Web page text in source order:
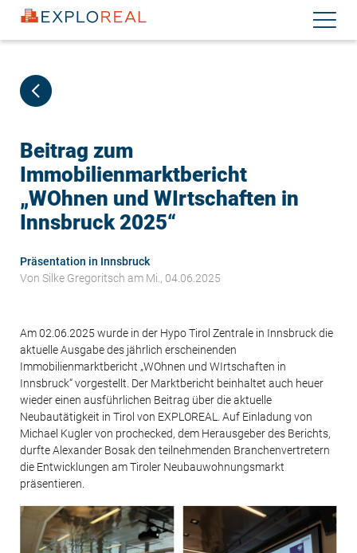
Direkt
zum
Inhalt
Beitrag zum
Immobilienmarktbericht
„WOhnen und WIrtschaften in
Innsbruck 2025“
Präsentation in Innsbruck
Von Silke Gregoritsch am Mi., 04.06.2025
Am 02.06.2025 wurde in der Hypo Tirol Zentrale in Innsbruck die
aktuelle Ausgabe des jährlich erscheinenden
Immobilienmarktbericht „WOhnen und WIrtschaften in
Innsbruck“ vorgestellt. Der Marktbericht beinhaltet auch heuer
wieder einen ausführlichen Beitrag über die aktuelle
Neubautätigkeit in Tirol von EXPLOREAL. Auf Einladung von
Michael Kugler von prochecked, dem Herausgeber des Berichts,
durfte Alexander Bosak den teilnehmenden Branchenvertretern
die Entwicklungen am Tiroler Neubauwohnungsmarkt
präsentieren.